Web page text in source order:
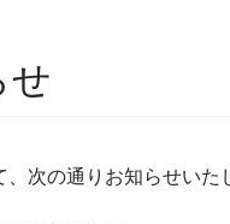
せ
次の通りお知らせいた